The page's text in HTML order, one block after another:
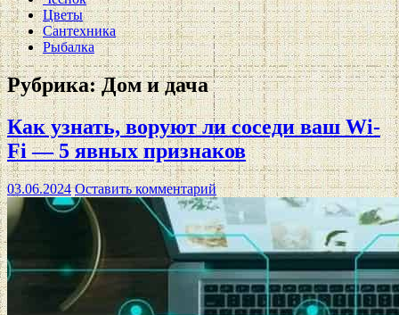
Цветы
Сантехника
Рыбалка
Рубрика:Дом и дача
Как узнать, воруют ли соседи ваш Wi-
Fi — 5 явных признаков
03.06.2024 Оставить комментарий